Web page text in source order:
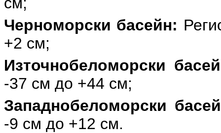
Черноморски басейн:
+2 см;
Източнобеломорски
-37 см до +44 см;
Западнобеломорски
-9 см до +12 см.